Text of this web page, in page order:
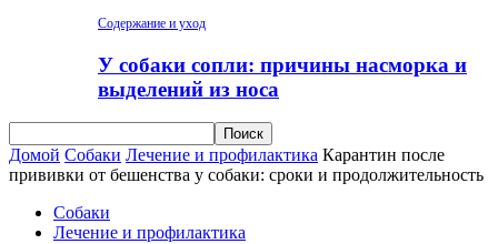
Содержание и уход
У собаки сопли: причины насморка и
выделений из носа
Домой Собаки Лечение и профилактика Карантин после
прививки от бешенства у собаки: сроки и продолжительность
Собаки
Лечение и профилактика